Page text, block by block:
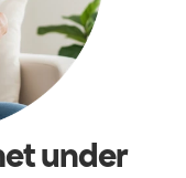
under